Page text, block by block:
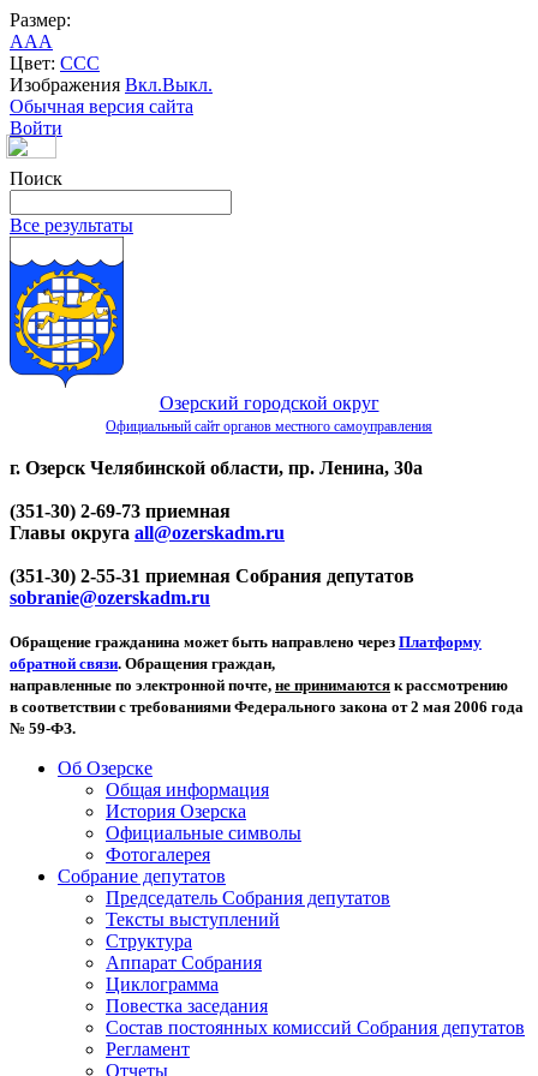
Размер:
AAA
Цвет: CCC
Изображения Вкл.Выкл.
Обычная версия сайта
Войти
Поиск
Все результаты
Озерский городской округ
Официальный сайт органов местного самоуправления
г. Озерск Челябинской области, пр. Ленина, 30а
(351-30) 2-69-73 приемная
Главы округа all@ozerskadm.ru
(351-30) 2-55-31 приемная Собрания депутатов
sobranie@ozerskadm.ru
Обращение гражданина может быть направлено через Платформу
обратной связи. Обращения граждан,
направленные по электронной почте, не принимаются к рассмотрению
в соответствии с требованиями Федерального закона от 2 мая 2006 года
№ 59-ФЗ.
Об Озерске
Общая информация
История Озерска
Официальные символы
Фотогалерея
Собрание депутатов
Председатель Собрания депутатов
Тексты выступлений
Структура
Аппарат Собрания
Циклограмма
Повестка заседания
Состав постоянных комиссий Собрания депутатов
Регламент
Отчеты